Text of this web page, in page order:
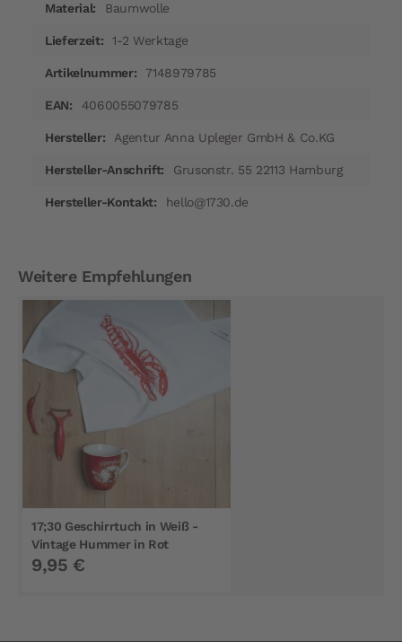
Baumwolle
1-2 Werktage
7148979785
4060055079785
Agentur Anna Upleger GmbH & Co.KG
Grusonstr. 55 22113 Hamburg
hello@1730.de
Weitere Empfehlungen
17;30 Geschirrtuch in Weiß -
Vintage Hummer in Rot
9,95 €